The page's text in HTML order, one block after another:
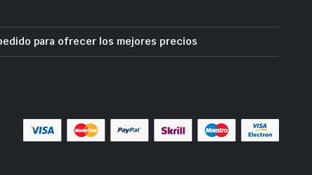
para ofrecer los mejores precios